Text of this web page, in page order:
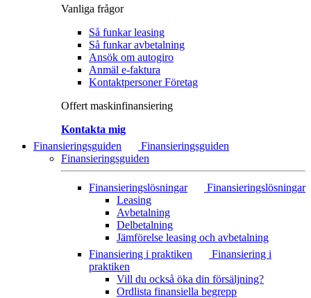
Vanliga frågor
Så funkar leasing
Så funkar avbetalning
Ansök om autogiro
Anmäl e-faktura
Kontaktpersoner Företag
Offert maskinfinansiering
Kontakta mig
Finansieringsguiden
Finansieringsguiden
Finansieringsguiden
Finansieringslösningar
Finansieringslösningar
Leasing
Avbetalning
Delbetalning
Jämförelse leasing och avbetalning
Finansiering i praktiken
Finansiering i
praktiken
Vill du också öka din försäljning?
Ordlista finansiella begrepp